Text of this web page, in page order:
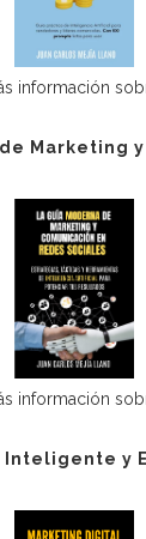
información
Marketing
información
Inteligente y